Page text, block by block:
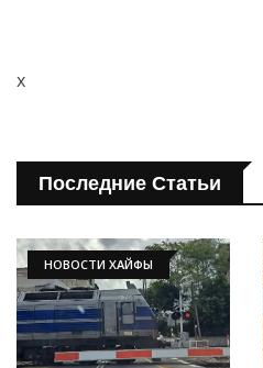
x
Последние Статьи
НОВОСТИ ХАЙФЫ